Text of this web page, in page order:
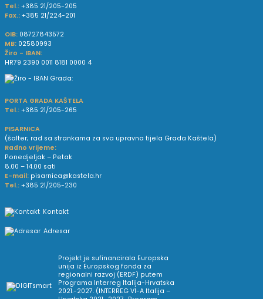
Tel.: +385 21/205-205
Fax.: +385 21/224-201
OIB: 08727843572
MB: 02580993
Žiro - IBAN:
HR79 2390 0011 8181 0000 4
PORTA GRADA KAŠTELA
Tel.: +385 21/205-265
PISARNICA
(šalter; rad sa strankama za sva upravna tijela Grada Kaštela)
Radno vrijeme:
Ponedjeljak – Petak
8.00 – 14.00 sati
E-mail: pisarnica@kastela.hr
Tel.: +385 21/205-230
Kontakt
Adresar
Projekt je sufinancirala Europska
unija iz Europskog fonda za
regionalni razvoj (ERDF) putem
Programa Interreg Italija-Hrvatska
2021.-2027. (INTERREG VI-A Italija –